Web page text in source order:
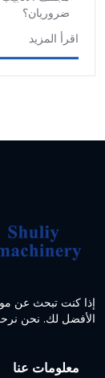
ضروريان؟
اقرأ المزيد
إذا كنت تبحث عن
الأفضل لك. نحن
معلومات عنا